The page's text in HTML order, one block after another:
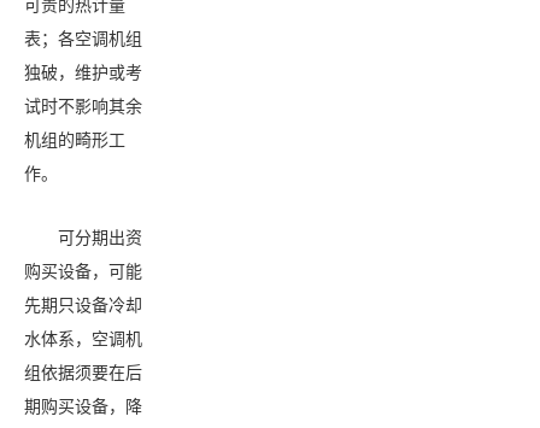
可贵的热计量
表；各空调机组
独破，维护或考
试时不影响其余
机组的畸形工
作。
可分期出资
购买设备，可能
先期只设备冷却
水体系，空调机
组依据须要在后
期购买设备，降